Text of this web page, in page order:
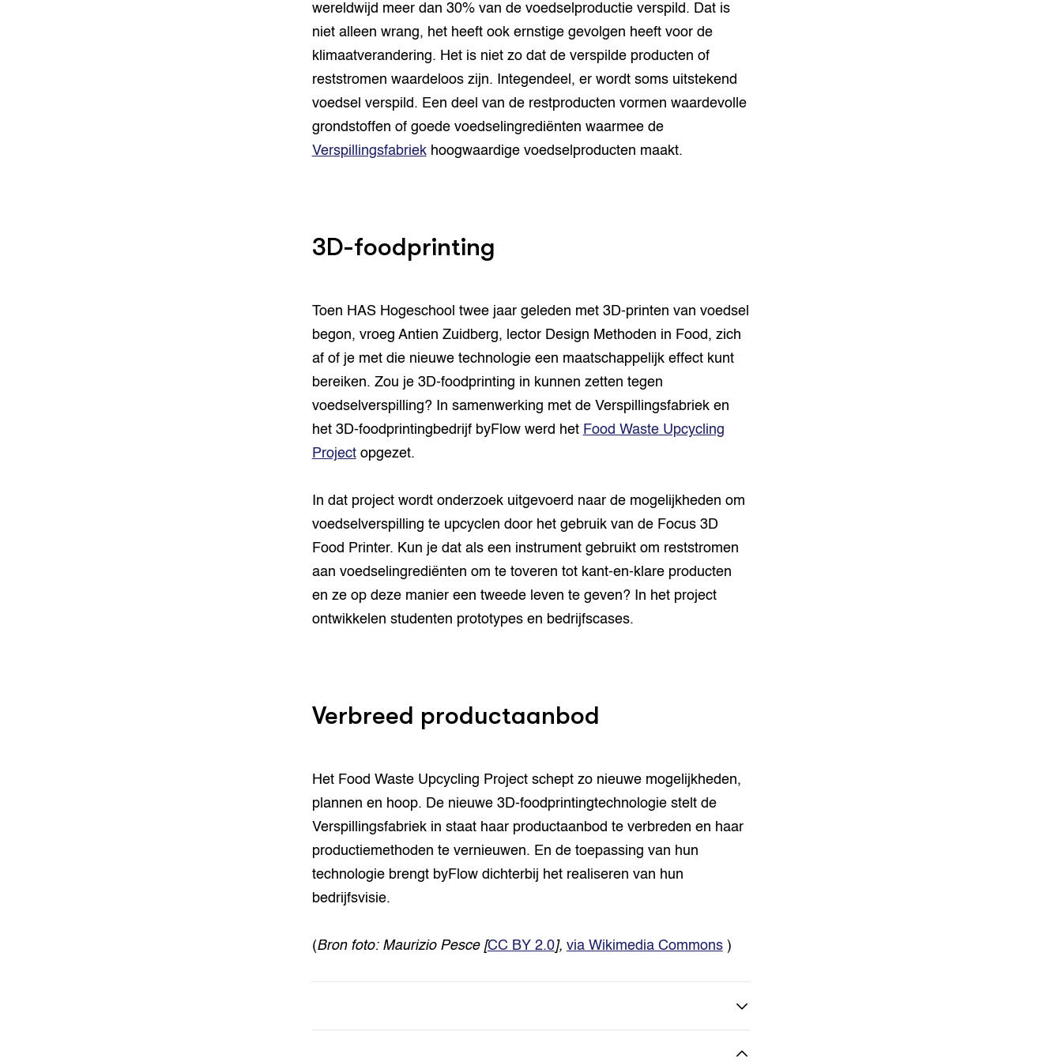
wereldwijd meer dan 30% van de voedselproductie verspild. Dat is
niet alleen wrang, het heeft ook ernstige gevolgen heeft voor de
klimaatverandering. Het is niet zo dat de verspilde producten of
reststromen waardeloos zijn. Integendeel, er wordt soms uitstekend
voedsel verspild. Een deel van de restproducten vormen waardevolle
grondstoffen of goede voedselingrediënten waarmee de
Verspillingsfabriekhoogwaardige voedselproducten maakt.
3D-foodprinting
Toen HAS Hogeschool twee jaar geleden met 3D-printen van voedsel
begon, vroeg Antien Zuidberg, lector Design Methoden in Food, zich
af of je met die nieuwe technologie een maatschappelijk effect kunt
bereiken. Zou je 3D-foodprinting in kunnen zetten tegen
voedselverspilling? In samenwerking met de Verspillingsfabriek en
het 3D-foodprintingbedrijf byFlow werd het Food Waste Upcycling
Projectopgezet.
In dat project wordt onderzoek uitgevoerd naar de mogelijkheden om
voedselverspilling te upcyclen door het gebruik van de Focus 3D
Food Printer. Kun je dat als een instrument gebruikt om reststromen
aan voedselingrediënten om te toveren tot kant-en-klare producten
en ze op deze manier een tweede leven te geven? In het project
ontwikkelen studenten prototypes en bedrijfscases.
Verbreed productaanbod
Het Food Waste Upcycling Project schept zo nieuwe mogelijkheden,
plannen en hoop. De nieuwe 3D-foodprintingtechnologie stelt de
Verspillingsfabriek in staat haar productaanbod te verbreden en haar
productiemethoden te vernieuwen. En de toepassing van hun
technologie brengt byFlow dichterbij het realiseren van hun
bedrijfsvisie.
(Bron foto: Maurizio Pesce [CC BY 2.0], via Wikimedia Commons )